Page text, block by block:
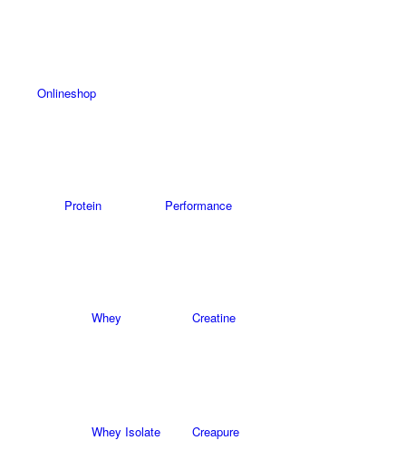
Onlineshop
Protein
Whey
Whey Isolate
Performance
Creatine
Creapure